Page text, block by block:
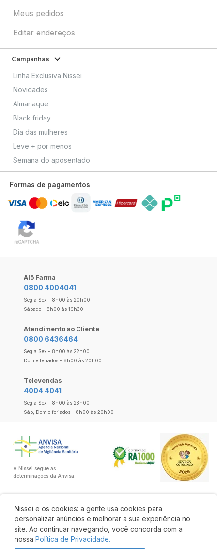
Nissei e os cookies: a gente usa cookies para
personalizar anúncios e melhorar a sua experiência no
site. Ao continuar navegando, você concorda com a
nossa Política de Privacidade.
Meus pedidos
Editar endereços
Campanhas
Linha Exclusiva Nissei
Novidades
Almanaque
Black friday
Dia das mulheres
Leve + por menos
Semana do aposentado
Formas de pagamentos
Alô Farma
0800 4004041
Seg a Sex - 8h00 às 20h00
Sábado - 8h00 às 16h30
Atendimento ao Cliente
0800 6436464
Seg a Sex - 8h00 às 22h00
Dom e feriados - 8h00 às 20h00
Televendas
4004 4041
Seg a Sex - 8h00 às 23h00
Sáb, Dom e feriados - 8h00 às 20h00
A Nissei segue as
determinações da Anvisa.